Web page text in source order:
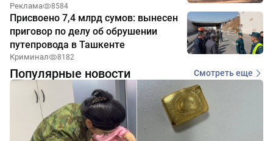
Реклама 8584
Присвоено 7,4 млрд сумов: вынесен
приговор по делу об обрушении
путепровода в Ташкенте
Криминал 8182
Популярные новости Смотреть еще